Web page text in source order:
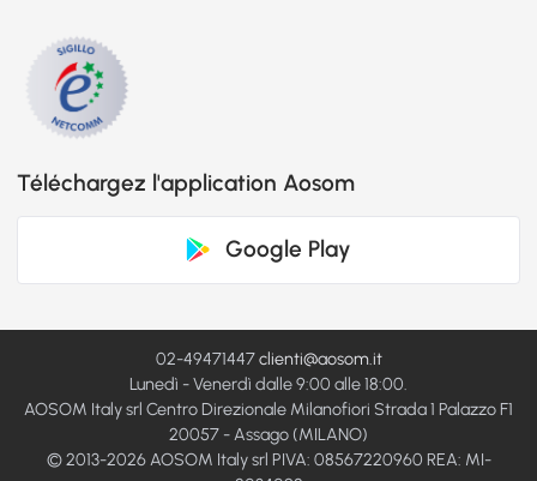
Téléchargez l'application Aosom
Google Play
02-49471447clienti@aosom.it
Lunedì - Venerdì dalle 9:00 alle 18:00.
AOSOM Italy srl Centro Direzionale Milanofiori Strada 1 Palazzo F1
20057 - Assago (MILANO)
© 2013-2026 AOSOM Italy srl PIVA: 08567220960 REA: MI-